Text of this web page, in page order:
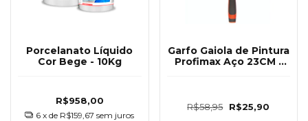
Porcelanato Líquido
Cor Bege - 10Kg
R$958,00
6 x de R$159,67 sem juros
Garfo Gaiola de Pintura
Profimax Aço 23CM -
R$58,95 R$25,90